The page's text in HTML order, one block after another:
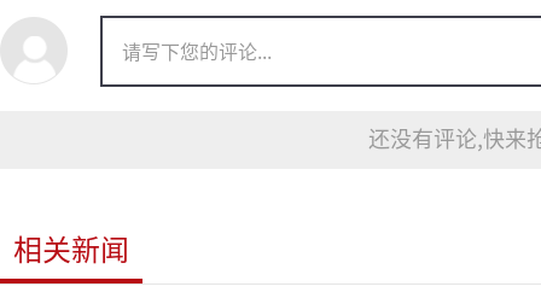
还没有评论,快来
相关新闻